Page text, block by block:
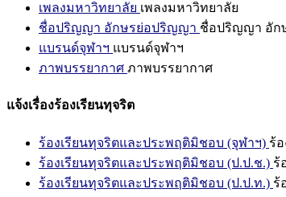
เพลงมหาวิทยาลัย เพลงมหาวิทยาลัย
ชื่อปริญญา อักษรย่อปริญญา ชื่อปริญญา อัก
แบรนด์จุฬาฯ แบรนด์จุฬาฯ
ภาพบรรยากาศ ภาพบรรยากาศ
แจ้งเรื่องร้องเรียนทุจริต
ร้องเรียนทุจริตและประพฤติมิชอบ (จุฬาฯ) ร้
ร้องเรียนทุจริตและประพฤติมิชอบ (ป.ป.ช.) ร้
ร้องเรียนทุจริตและประพฤติมิชอบ (ป.ป.ท.) ร้